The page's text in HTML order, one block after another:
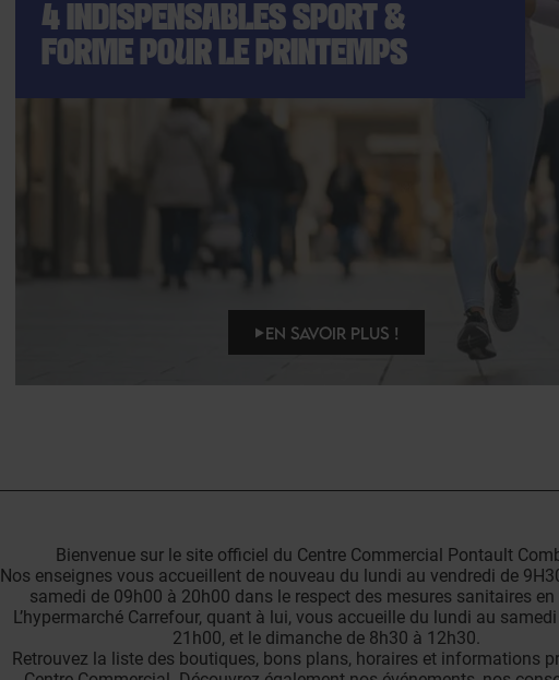
4 INDISPENSABLES SPORT &
FORME POUR LE PRINTEMPS
EN SAVOIR PLUS !
Bienvenue sur le site officiel du Centre Commercial Pontault
Nos enseignes vous accueillent de nouveau du lundi au vendredi de
samedi de 09h00 à 20h00 dans le respect des mesures sanitaires en
L’hypermarché Carrefour, quant à lui, vous accueille du lundi au
21h00, et le dimanche de 8h30 à 12h30.
Retrouvez la liste des boutiques, bons plans, horaires et informations